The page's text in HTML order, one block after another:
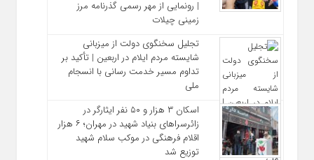
| رونمایی از مهر رسمی گذرنامه مرز
زمینی چیلات
تجلیل سخنگوی دولت از میزبانی
شایسته مردم ایلام در اربعین | تأکید بر
تداوم مسیر خدمت‌ رسانی با انسجام
ملی
اسکان ۳ هزار و ۵۰ نفر ایثارگر در
زائرسراهای بنیاد شهید در مهران؛ ۶ هزار
اقلام فرهنگی در موکب سلام شهید
توزیع شد